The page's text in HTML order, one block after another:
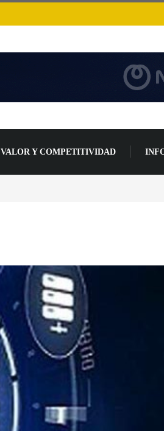
VALOR Y COMPETITIVIDAD